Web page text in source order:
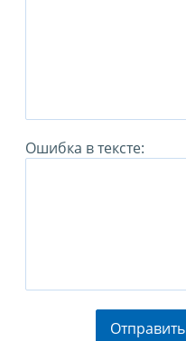
Ошибка в тексте:
Отправить